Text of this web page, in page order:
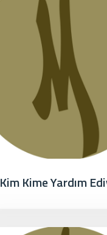
Kim Kime Yardım